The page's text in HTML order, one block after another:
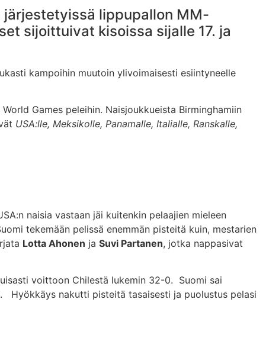
lippupallon MM-
sijoittuivat kisoissa sijalle 17. ja
kampoihin muutoin ylivoimaisesti esiintyneelle
Games peleihin. Naisjoukkueista Birminghamiin
USA:lle, Meksikolle, Panamalle, Italialle, Ranskalle,
naisia vastaan jäi kuitenkin pelaajien mieleen
tekemään pelissä enemmän pisteitä kuin, mestarien
Lotta Ahonen ja Suvi Partanen, jotka nappasivat
voittoon Chilestä lukemin 32-0. Suomi sai
Hyökkäys nakutti pisteitä tasaisesti ja puolustus pelasi